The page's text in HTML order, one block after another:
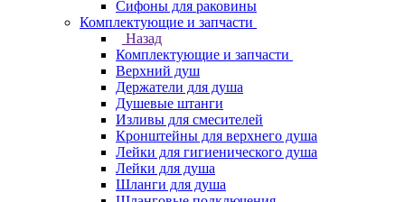
Сифоны для раковины
Комплектующие и запчасти
Назад
Комплектующие и запчасти
Верхний душ
Держатели для душа
Душевые штанги
Изливы для смесителей
Кронштейны для верхнего душа
Лейки для гигиенического душа
Лейки для душа
Шланги для душа